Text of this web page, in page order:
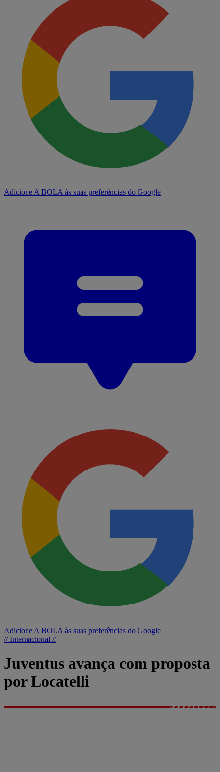
Adicione A BOLA às suas preferências do Google
Adicione A BOLA às suas preferências do Google
// Internacional //
Juventus avança com proposta
por Locatelli